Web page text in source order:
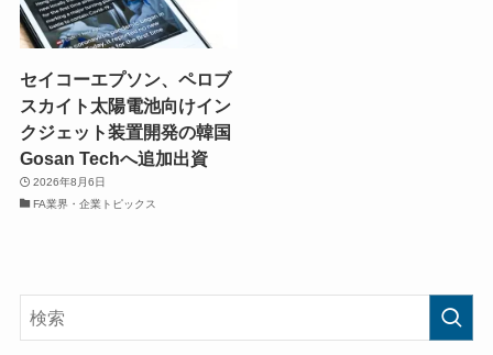
セイコーエプソン、ペロブ
スカイト太陽電池向けイン
クジェット装置開発の韓国
Gosan Techへ追加出資
2026年8月6日
FA業界・企業トピックス